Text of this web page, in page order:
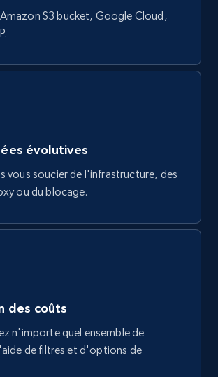
S3 bucket, Google Cloud,
évolutives
vous soucier de l'infrastructure, des
ou du blocage.
des coûts
n'importe quel ensemble de
de filtres et d'options de